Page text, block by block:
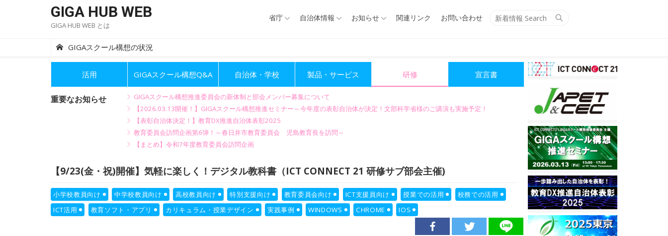
GIGA HUB WEB
GIGA HUB WEB とは
Search
省庁 自治体情報 お知らせ 関連リンク お問い合わせ
GIGAスクール構想の状況
活用 GIGAスクール構想Q&A 自治体・学校 製品・サービス 研修 宣言書
重要なお知らせ
GIGAスクール構想推進委員会の新体制と部会メンバー募集について
【2026.03.13開催！】GIGAスクール構想推進セミナー～今年度の表彰自治体が決定！文部科学省様のご講演も実施予定！
【表彰自治体決定！】教育DX推進自治体表彰2025
教育委員会訪問企画第6弾！～春日井市教育委員会 児島教育長を訪問～
【まとめ】令和7年度教育委員会訪問企画
【9/23(金・祝)開催】気軽に楽しく！デジタル教科書（ICT CONNECT 21 研修サブ部会主催)
小学校教員向け 中学校教員向け 高校教員向け 特別支援向け 教育委員会向け ICT支援員向け 授業での活用
校務での活用
ICT活用
教育ソフト・アプリ カリキュラム・授業デザイン 実践事例 WINDOWS CHROME IOS